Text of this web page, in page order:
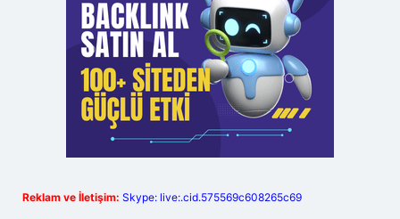
Reklam ve İletişim: Skype: live:.cid.575569c608265c69